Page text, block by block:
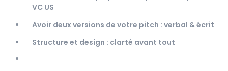
VC US
Avoir deux versions de votre pitch : verbal & écrit
Structure et design : clarté avant tout